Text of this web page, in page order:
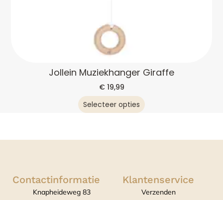
Jollein Muziekhanger Giraffe
€19,99
Selecteer opties
Contactinformatie
Knapheideweg 83
Klantenservice
Verzenden